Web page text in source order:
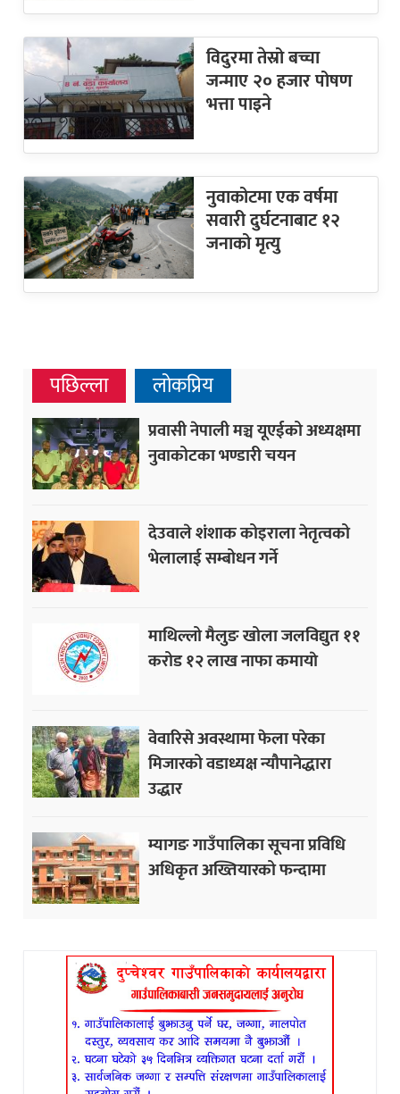
विदुरमा तेस्रो बच्चा
जन्माए २० हजार पोषण
भत्ता पाइने
नुवाकोटमा एक वर्षमा
सवारी दुर्घटनाबाट १२
जनाको मृत्यु
पछिल्ला लोकप्रिय
प्रवासी नेपाली मञ्च यूएईको अध्यक्षमा
नुवाकोटका भण्डारी चयन
देउवाले शंशाक कोइराला नेतृत्वको
भेलालाई सम्बोधन गर्ने
माथिल्लो मैलुङ खोला जलविद्युत ११
करोड १२ लाख नाफा कमायाे
वेवारिसे अवस्थामा फेला परेका
मिजारको वडाध्यक्ष न्यौपानेद्धारा
उद्धार
म्यागङ गाउँपालिका सूचना प्रविधि
अधिकृत अख्तियारको फन्दामा